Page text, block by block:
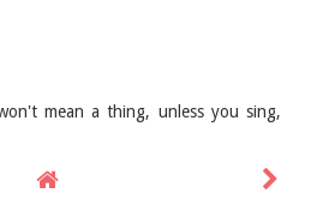
mean a thing, unless you sing,